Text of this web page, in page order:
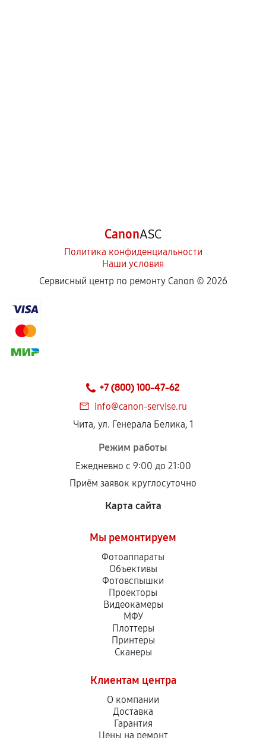
CanonASC
Политика конфиденциальности
Наши условия
Сервисный центр по ремонту Canon © 2026
+7 (800) 100-47-62
info@canon-servise.ru
Чита, ул. Генерала Белика, 1
Режим работы
Ежедневно с 9:00 до 21:00
Приём заявок круглосуточно
Карта сайта
Мы ремонтируем
Фотоаппараты
Объективы
Фотовспышки
Проекторы
Видеокамеры
МФУ
Плоттеры
Принтеры
Сканеры
Клиентам центра
О компании
Доставка
Гарантия
Цены на ремонт